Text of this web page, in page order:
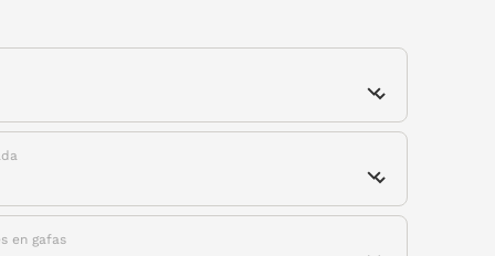
en gafas